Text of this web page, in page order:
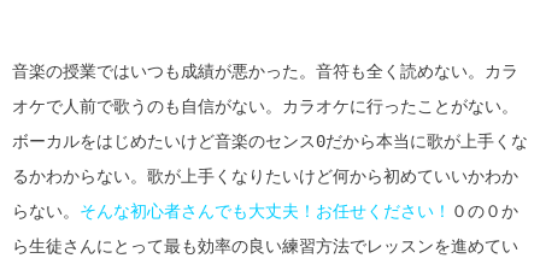
音楽の授業ではいつも成績が悪かった。音符も全く読めない。カラ
オケで人前で歌うのも自信がない。カラオケに行ったことがない。
ボーカルをはじめたいけど音楽のセンス0だから本当に歌が上手くな
るかわからない。歌が上手くなりたいけど何から初めていいかわか
らない。 そんな初心者さんでも大丈夫！お任せください！ ０の０か
ら生徒さんにとって最も効率の良い練習方法でレッスンを進めてい